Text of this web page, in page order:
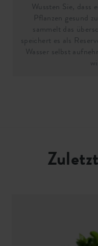
Wussten Sie, dass
Pflanzen gesund
sammelt das
speichert es als
Wasser selbst